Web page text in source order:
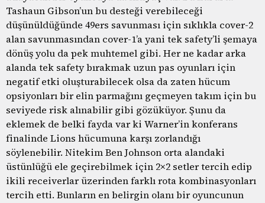
Tashaun Gibson’un bu desteği verebileceği
düşünüldüğünde 49ers savunması için sıklıkla cover-2
alan savunmasından cover-1’a yani tek safety’li şemaya
dönüş yolu da pek muhtemel gibi. Her ne kadar arka
alanda tek safety bırakmak uzun pas oyunları için
negatif etki oluşturabilecek olsa da zaten hücum
opsiyonları bir elin parmağını geçmeyen takım için bu
seviyede risk alınabilir gibi gözüküyor. Şunu da
eklemek de belki fayda var ki Warner’in konferans
finalinde Lions hücumuna karşı zorlandığı
söylenebilir. Nitekim Ben Johnson orta alandaki
üstünlüğü ele geçirebilmek için 2×2 setler tercih edip
ikili receiverlar üzerinden farklı rota kombinasyonları
tercih etti. Bunların en belirgin olanı bir oyuncunun